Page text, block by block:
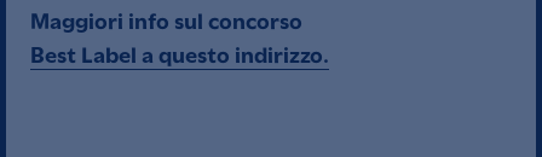
Maggiori info sul concorso
Best Label a questo indirizzo.